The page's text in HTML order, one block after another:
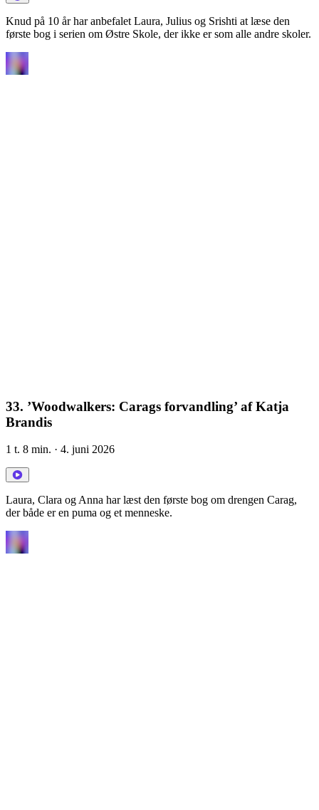
Knud på 10 år har anbefalet Laura, Julius og Srishti at læse den
første bog i serien om Østre Skole, der ikke er som alle andre skoler.
33. ’Woodwalkers: Carags forvandling’ af Katja
Brandis
1 t. 8 min. · 4. juni 2026
Laura, Clara og Anna har læst den første bog om drengen Carag,
der både er en puma og et menneske.